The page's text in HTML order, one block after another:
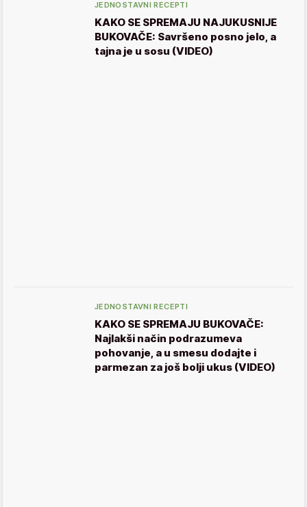
JEDNOSTAVNI RECEPTI
KAKO SE SPREMAJU NAJUKUSNIJE
BUKOVAČE: Savršeno posno jelo, a
tajna je u sosu (VIDEO)
JEDNOSTAVNI RECEPTI
KAKO SE SPREMAJU BUKOVAČE:
Najlakši način podrazumeva
pohovanje, a u smesu dodajte i
parmezan za još bolji ukus (VIDEO)